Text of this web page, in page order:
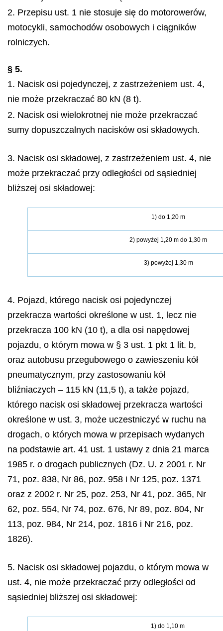
2. Przepisu ust. 1 nie stosuje się do motorowerów,
motocykli, samochodów osobowych i ciągników
rolniczych.
§ 5.
1. Nacisk osi pojedynczej, z zastrzeżeniem ust. 4,
nie może przekraczać 80 kN (8 t).
2. Nacisk osi wielokrotnej nie może przekraczać
sumy dopuszczalnych nacisków osi składowych.
3. Nacisk osi składowej, z zastrzeżeniem ust. 4, nie
może przekraczać przy odległości od sąsiedniej
bliższej osi składowej:
1) do 1,20 m
2) powyżej 1,20 m do 1,30 m
3) powyżej 1,30 m
4. Pojazd, którego nacisk osi pojedynczej
przekracza wartości określone w ust. 1, lecz nie
przekracza 100 kN (10 t), a dla osi napędowej
pojazdu, o którym mowa w § 3 ust. 1 pkt 1 lit. b,
oraz autobusu przegubowego o zawieszeniu kół
pneumatycznym, przy zastosowaniu kół
bliźniaczych – 115 kN (11,5 t), a także pojazd,
którego nacisk osi składowej przekracza wartości
określone w ust. 3, może uczestniczyć w ruchu na
drogach, o których mowa w przepisach wydanych
na podstawie art. 41 ust. 1 ustawy z dnia 21 marca
1985 r. o drogach publicznych (Dz. U. z 2001 r. Nr
71, poz. 838, Nr 86, poz. 958 i Nr 125, poz. 1371
oraz z 2002 r. Nr 25, poz. 253, Nr 41, poz. 365, Nr
62, poz. 554, Nr 74, poz. 676, Nr 89, poz. 804, Nr
113, poz. 984, Nr 214, poz. 1816 i Nr 216, poz.
1826).
5. Nacisk osi składowej pojazdu, o którym mowa w
ust. 4, nie może przekraczać przy odległości od
sąsiedniej bliższej osi składowej:
1) do 1,10 m